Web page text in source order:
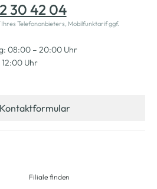
30 42 04
Telefonanbieters, Mobilfunktarif ggf.
08:00 – 20:00 Uhr
Uhr
Filiale finden